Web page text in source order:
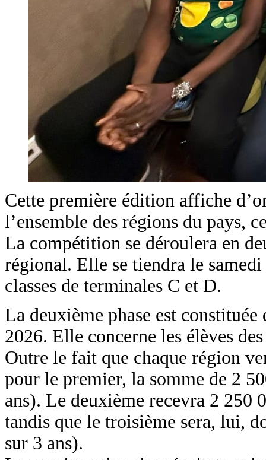
Cette première édition affiche
l’ensemble des régions du pays,
La compétition se déroulera en
régional. Elle se tiendra le
classes de terminales C et D.
La deuxième phase est
2026. Elle concerne les élèves
Outre le fait que chaque région
pour le premier, la somme de 2
ans). Le deuxième recevra 2 250
tandis que le troisième sera, lui,
sur 3 ans).